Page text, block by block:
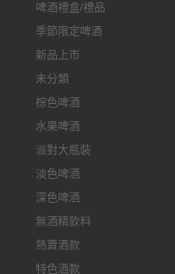
啤酒禮盒/禮品
季節限定啤酒
新品上市
未分類
棕色啤酒
水果啤酒
派對大瓶裝
淡色啤酒
深色啤酒
無酒精飲料
熱賣酒款
特色酒款